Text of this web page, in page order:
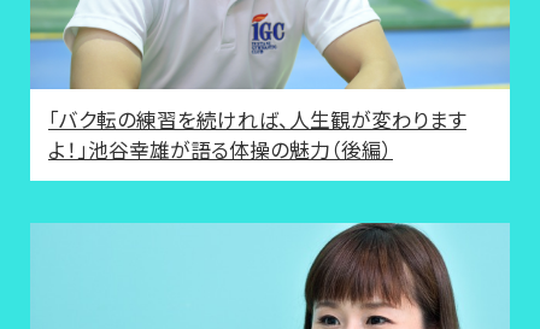
「バク転の練習を続ければ、人生観が変わります
よ！」池谷幸雄が語る体操の魅力（後編）